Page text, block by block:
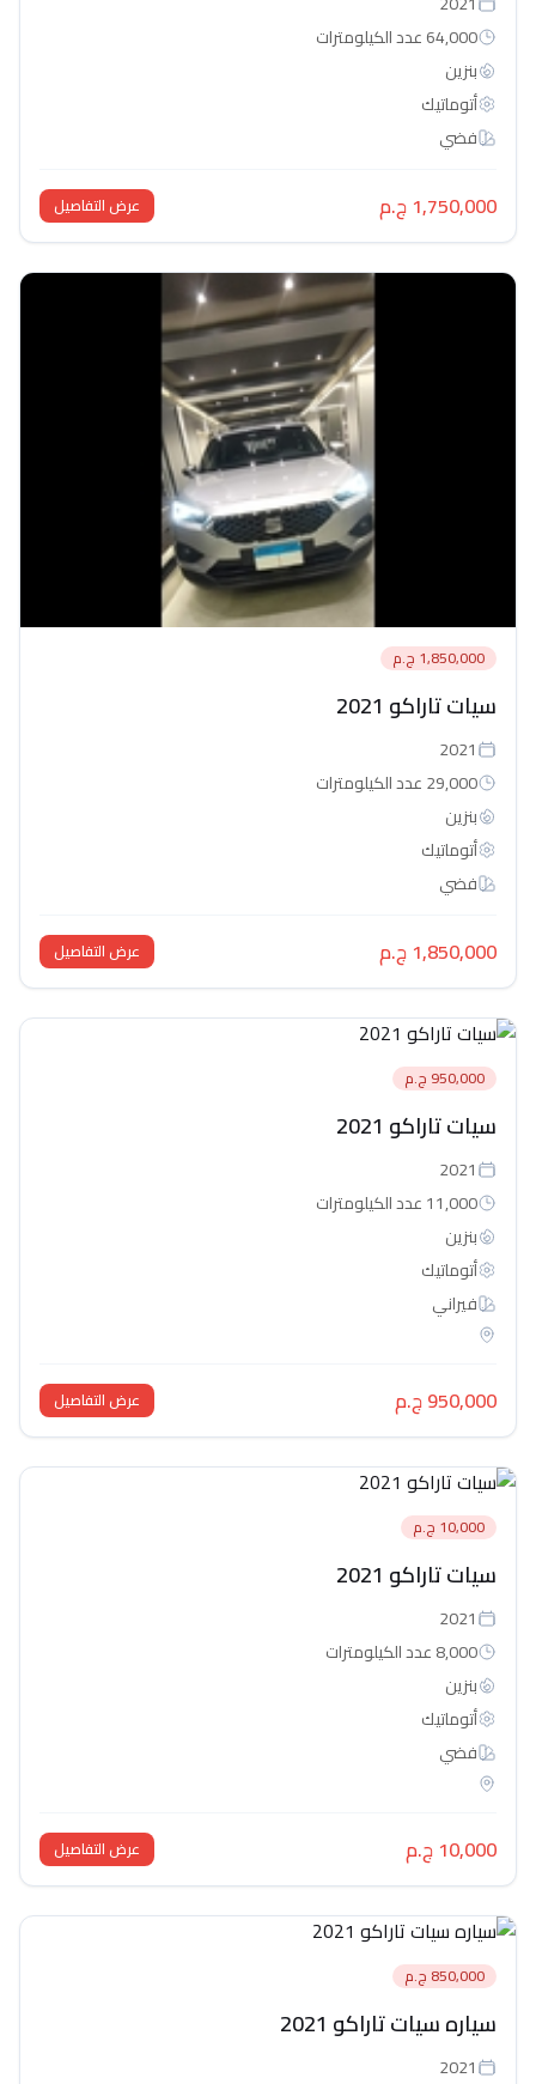
64,000 عدد الكيلومترات
بنزين
أتوماتيك‎
فضي
1,750,000 ج.م عرض التفاصيل
1,850,000 ج.م
سيات تاراكو 2021
2021
29,000 عدد الكيلومترات
بنزين
أتوماتيك‎
فضي
1,850,000 ج.م عرض التفاصيل
950,000 ج.م
سيات تاراكو 2021
2021
11,000 عدد الكيلومترات
بنزين
أتوماتيك‎
فيراني
950,000 ج.م عرض التفاصيل
10,000 ج.م
سيات تاراكو 2021
2021
8,000 عدد الكيلومترات
بنزين
أتوماتيك‎
فضي
10,000 ج.م عرض التفاصيل
850,000 ج.م
سياره سيات تاراكو 2021
2021